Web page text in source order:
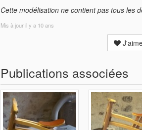
Cette modélisation ne contient pas tous les
Mis à jouril y a 10 ans
Publications associées